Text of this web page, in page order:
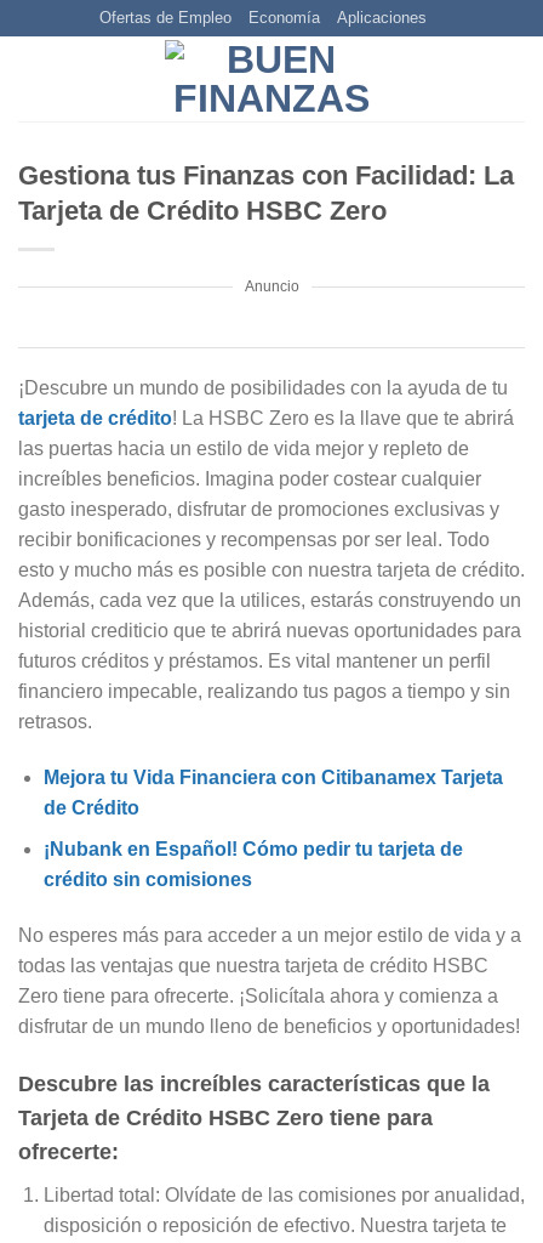
Ofertas de Empleo Economía Aplicaciones
Gestiona tus Finanzas con Facilidad: La
Tarjeta de Crédito HSBC Zero
Anuncio
¡Descubre un mundo de posibilidades con la ayuda de tu
tarjeta de crédito! La HSBC Zero es la llave que te abrirá
las puertas hacia un estilo de vida mejor y repleto de
increíbles beneficios. Imagina poder costear cualquier
gasto inesperado, disfrutar de promociones exclusivas y
recibir bonificaciones y recompensas por ser leal. Todo
esto y mucho más es posible con nuestra tarjeta de crédito.
Además, cada vez que la utilices, estarás construyendo un
historial crediticio que te abrirá nuevas oportunidades para
futuros créditos y préstamos. Es vital mantener un perfil
financiero impecable, realizando tus pagos a tiempo y sin
retrasos.
Mejora tu Vida Financiera con Citibanamex Tarjeta
de Crédito
¡Nubank en Español! Cómo pedir tu tarjeta de
crédito sin comisiones
No esperes más para acceder a un mejor estilo de vida y a
todas las ventajas que nuestra tarjeta de crédito HSBC
Zero tiene para ofrecerte. ¡Solicítala ahora y comienza a
disfrutar de un mundo lleno de beneficios y oportunidades!
Descubre las increíbles características que la
Tarjeta de Crédito HSBC Zero tiene para
ofrecerte:
Libertad total: Olvídate de las comisiones por anualidad,
disposición o reposición de efectivo. Nuestra tarjeta te